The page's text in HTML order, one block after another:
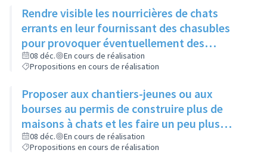
Rendre visible les nourricières de chats
errants en leur fournissant des chasubles
pour provoquer éventuellement des
échanges avec des personnes intéressées
08 déc.
En cours de réalisation
Propositions en cours de réalisation
Proposer aux chantiers-jeunes ou aux
bourses au permis de construire plus de
maisons à chats et les faire un peu plus
grandes que celles existantes
08 déc.
En cours de réalisation
Propositions en cours de réalisation